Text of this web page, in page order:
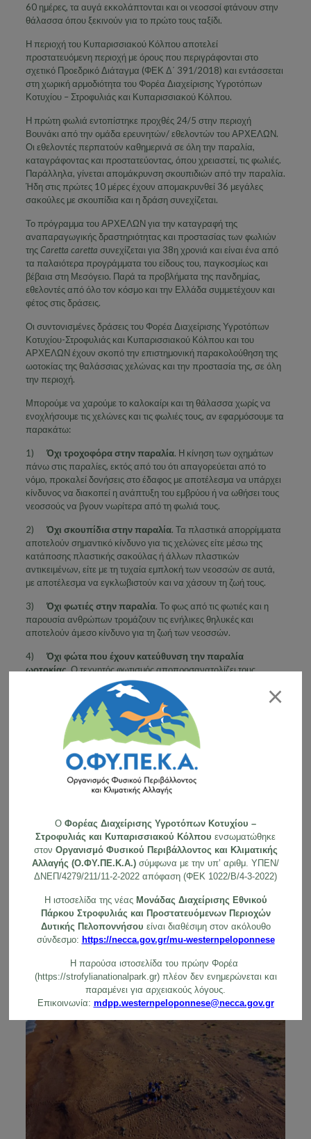
60 ημέρες, τα αυγά εκκολάπτονται και οι νεοσσοί φτάνουν στην
θάλασσα όπου ξεκινούν για το πρώτο τους ταξίδι.
Η περιοχή του Κυπαρισσιακού Κόλπου αποτελεί
προστατευόμενη περιοχή με όρους που περιγράφονται στο
σχετικό Προεδρικό Διάταγμα (ΦΕΚ Δ΄ 391/2018) και εντάσσεται
στη χωρική αρμοδιότητα του Φορέα Διαχείρισης Υγροτόπων
Κοτυχίου – Στροφυλιάς και Κυπαρισσιακού Κόλπου.
Η πρώτη φωλιά εντοπίστηκε προχθές 24/5 στην περιοχή
Βουνάκι από την ομάδα ερευνητών/ εθελοντών του ΑΡΧΕΛΩΝ.
Οι εθελοντές περπατούν καθημερινά σε όλη την παραλία,
καταγράφοντας και προστατεύοντας, όπου χρειαστεί, τις φωλιές.
Παράλληλα, γίνεται απομάκρυνση σκουπιδιών από την παραλία.
Ήδη στις πρώτες 10 μέρες έχουν απομακρυνθεί 36 μεγάλες
σακούλες με σκουπίδια και η δράση συνεχίζεται.
Το πρόγραμμα του ΑΡΧΕΛΩΝ για την καταγραφή της
αναπαραγωγικής δραστηριότητας και προστασίας των φωλιών
τηςCaretta caretta συνεχίζεται για 38η χρονιά και είναι ένα από
τα παλαιότερα προγράμματα του είδους του, παγκοσμίως και
βέβαια στη Μεσόγειο. Παρά τα προβλήματα της πανδημίας,
εθελοντές από όλο τον κόσμο και την Ελλάδα συμμετέχουν και
φέτος στις δράσεις.
Οι συντονισμένες δράσεις του Φορέα Διαχείρισης Υγροτόπων
Κοτυχίου-Στροφυλιάς και Κυπαρισσιακού Κόλπου και του
ΑΡΧΕΛΩΝ έχουν σκοπό την επιστημονική παρακολούθηση της
ωοτοκίας της θαλάσσιας χελώνας και την προστασία της, σε όλη
την περιοχή.
Μπορούμε να χαρούμε το καλοκαίρι και τη θάλασσα χωρίς να
ενοχλήσουμε τις χελώνες και τις φωλιές τους, αν εφαρμόσουμε τα
παρακάτω:
1) Όχι τροχοφόρα στην παραλία. Η κίνηση των οχημάτων
πάνω στις παραλίες, εκτός από του ότι απαγορεύεται από το
νόμο, προκαλεί δονήσεις στο έδαφος με αποτέλεσμα να υπάρχει
κίνδυνος να διακοπεί η ανάπτυξη του εμβρύου ή να ωθήσει τους
νεοσσούς να βγουν νωρίτερα από τη φωλιά τους.
2) Όχι σκουπίδια στην παραλία. Τα πλαστικά απορρίμματα
αποτελούν σημαντικό κίνδυνο για τις χελώνες είτε μέσω της
κατάποσης πλαστικής σακούλας ή άλλων πλαστικών
αντικειμένων, είτε με τη τυχαία εμπλοκή των νεοσσών σε αυτά,
με αποτέλεσμα να εγκλωβιστούν και να χάσουν τη ζωή τους.
3) Όχι φωτιές στην παραλία. Το φως από τις φωτιές και η
παρουσία ανθρώπων τρομάζουν τις ενήλικες θηλυκές και
αποτελούν άμεσο κίνδυνο για τη ζωή των νεοσσών.
4) Όχι φώτα που έχουν κατεύθυνση την παραλία
ωοτοκίας. Ο τεχνητός φωτισμός αποπροσανατολίζει τους
νεοσσούς με αποτέλεσμα να μη βρίσκουν τη σωστή κατεύθυνση
προς την θάλασσα και πεθαίνουν από εξάντληση και
αφυδάτωση.
) Όχι βόλτες στην παραλία τις βραδινές ώρες
περίοδο ωοτοκίας είναι πιθανό να ενοχλήσουμε μια χελώνα που
προσπαθεί να γεννήσει, ενώ την περίοδο εκκόλαψης πιθανότατα
να πατήσουμε κατά λάθος τους μικρούς νεοσσούς.
Με αυτές τι μικρές κινήσεις θα μπορέσουν όλοι να συμμετέχουν
στις ελληνικές θάλασσες.
×
O Φορέας Διαχείρισης Υγροτόπων Κοτυχίου –
Στροφυλιάς και Κυπαρισσιακού Κόλπου ενσωματώθηκε
στον Οργανισμό Φυσικού Περιβάλλοντος και Κλιματικής
Αλλαγής (Ο.ΦΥ.ΠΕ.Κ.Α.) σύμφωνα με την υπ’ αριθμ. ΥΠΕΝ/
ΔΝΕΠ/4279/211/11-2-2022 απόφαση (ΦΕΚ 1022/Β/4-3-2022)
Η ιστοσελίδα της νέας Μονάδας Διαχείρισης Εθνικού
Πάρκου Στροφυλιάς και Προστατευόμενων Περιοχών
Δυτικής Πελοποννήσου είναι διαθέσιμη στον ακόλουθο
σύνδεσμο: https://necca.gov.gr/mu-westernpeloponnese
Η παρούσα ιστοσελίδα του πρώην Φορέα
(https://strofylianationalpark.gr) πλέον δεν ενημερώνεται και
παραμένει για αρχειακούς λόγους.
Επικοινωνία: mdpp.westernpeloponnese@necca.gov.gr